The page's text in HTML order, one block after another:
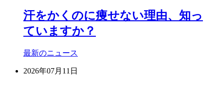
汗をかくのに痩せない理由、知っ
ていますか？
最新のニュース
2026年07月11日